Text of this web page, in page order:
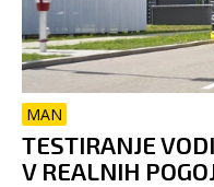
MAN
TESTIRANJE
V REALNIH